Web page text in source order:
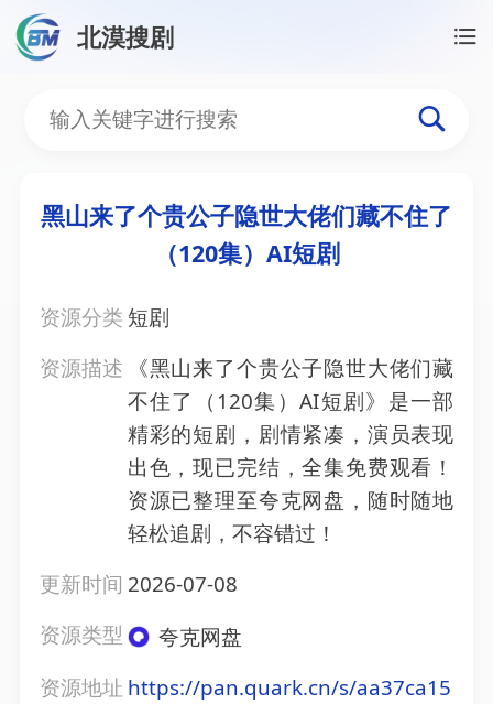
北漠搜剧
黑山来了个贵公子隐世
黑山来了个贵公子隐世大佬们藏不住了
（120集）AI短剧
资源分类 短剧
资源描述
《黑山来了个贵公子隐世大佬们藏
不住了（120集）AI短剧》是一部
精彩的短剧，剧情紧凑，演员表现
出色，现已完结，全集免费观看！
资源已整理至夸克网盘，随时随地
轻松追剧，不容错过！
更新时间 2026-07-08
资源类型
夸克网盘
资源地址 https://pan.quark.cn/s/aa37ca15